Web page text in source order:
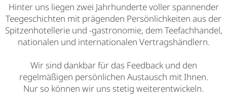
Hinter uns liegen ​​z​wei Jahrhunderte voller spannender
Teegeschichten mit prägenden Persönlichkeiten aus der
Spitzenhotellerie und -gastronomie, dem Teefachhandel,
nationalen und internationalen Vertragshändlern.
Wir sind dankbar für das Feedback und den
regelmäßigen persönlichen Austausch mit Ihnen.
Nur so können wir uns stetig weiterentwickeln.